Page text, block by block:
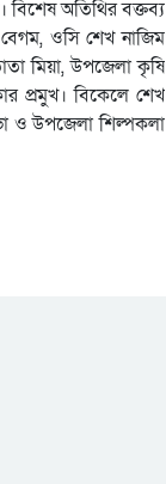
বিশেষ অতিথির বক্তব্য
ওসি শেখ নাজিম
মিয়া, উপজেলা কৃষি
প্রমুখ। বিকেলে শেখ
ও উপজেলা শিল্পকলা